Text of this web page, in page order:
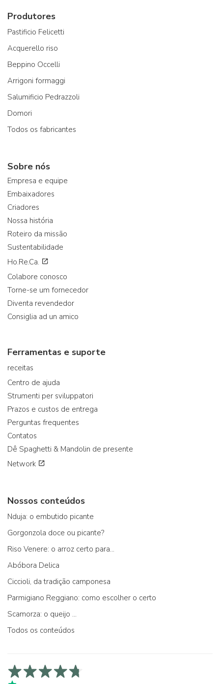
Produtores
Pastificio Felicetti
Acquerello riso
Beppino Occelli
Arrigoni formaggi
Salumificio Pedrazzoli
Domori
Todos os fabricantes
Sobre nós
Empresa e equipe
Embaixadores
Criadores
Nossa história
Roteiro da missão
Sustentabilidade
Ho.Re.Ca.
Colabore conosco
Torne-se um fornecedor
Diventa revendedor
Consiglia ad un amico
Ferramentas e suporte
receitas
Centro de ajuda
Strumenti per sviluppatori
Prazos e custos de entrega
Perguntas frequentes
Contatos
Dê Spaghetti & Mandolin de presente
Network
Nossos conteúdos
Nduja: o embutido picante
Gorgonzola doce ou picante?
Riso Venere: o arroz certo para...
Abóbora Delica
Ciccioli, da tradição camponesa
Parmigiano Reggiano: como escolher o certo
Scamorza: o queijo ...
Todos os conteúdos